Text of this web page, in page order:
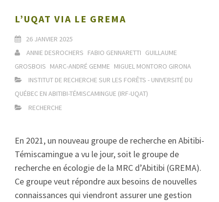
L’UQAT VIA LE GREMA
26 JANVIER 2025
ANNIE DESROCHERS FABIO GENNARETTI GUILLAUME
GROSBOIS MARC-ANDRÉ GEMME MIGUEL MONTORO GIRONA
INSTITUT DE RECHERCHE SUR LES FORÊTS - UNIVERSITÉ DU
QUÉBEC EN ABITIBI-TÉMISCAMINGUE (IRF-UQAT)
RECHERCHE
En 2021, un nouveau groupe de recherche en Abitibi-
Témiscamingue a vu le jour, soit le groupe de
recherche en écologie de la MRC d’Abitibi (GREMA).
Ce groupe veut répondre aux besoins de nouvelles
connaissances qui viendront assurer une gestion